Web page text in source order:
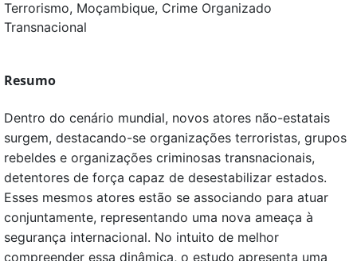
Terrorismo, Moçambique, Crime Organizado
Transnacional
Resumo
Dentro do cenário mundial, novos atores não-estatais
surgem, destacando-se organizações terroristas, grupos
rebeldes e organizações criminosas transnacionais,
detentores de força capaz de desestabilizar estados.
Esses mesmos atores estão se associando para atuar
conjuntamente, representando uma nova ameaça à
segurança internacional. No intuito de melhor
compreender essa dinâmica, o estudo apresenta uma